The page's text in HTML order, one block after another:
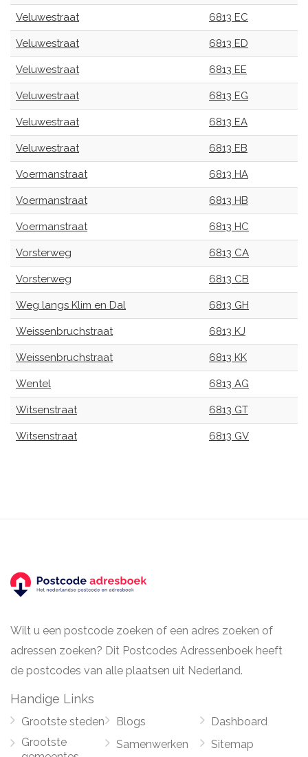
Veluwestraat 6813 EC
Veluwestraat 6813 ED
Veluwestraat 6813 EE
Veluwestraat 6813 EG
Veluwestraat 6813 EA
Veluwestraat 6813 EB
Voermanstraat 6813 HA
Voermanstraat 6813 HB
Voermanstraat 6813 HC
Vorsterweg 6813 CA
Vorsterweg 6813 CB
Weg langs Klim en Dal 6813 GH
Weissenbruchstraat 6813 KJ
Weissenbruchstraat 6813 KK
Wentel 6813 AG
Witsenstraat 6813 GT
Witsenstraat 6813 GV
Wilt u een postcode zoeken of een adres zoeken of
adressen zoeken? Dit Postcodes Adressenboek heeft
de postcodes van alle plaatsen uit Nederland.
Handige Links
Grootste steden
Grootste
Blogs
Samenwerken
Dashboard
Sitemap